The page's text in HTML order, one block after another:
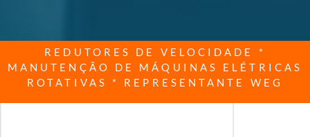
REDUTORES DE VELOCIDADE *
MANUTENÇÃO DE MÁQUINAS ELÉTRICAS
ROTATIVAS * REPRESENTANTE WEG